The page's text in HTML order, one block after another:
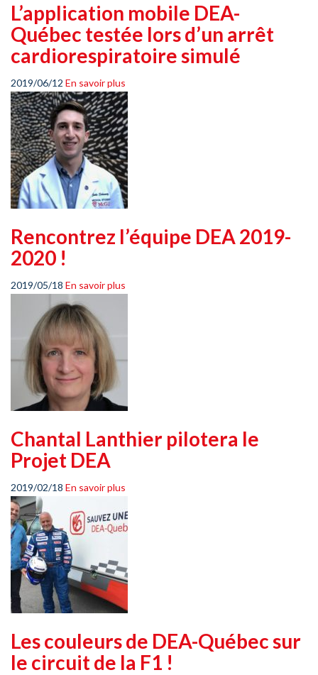
L’application mobile DEA-
Québec testée lors d’un arrêt
cardiorespiratoire simulé
2019/06/12 En savoir plus
Rencontrez l’équipe DEA 2019-
2020 !
2019/05/18 En savoir plus
Chantal Lanthier pilotera le
Projet DEA
2019/02/18 En savoir plus
Les couleurs de DEA-Québec sur
le circuit de la F1 !